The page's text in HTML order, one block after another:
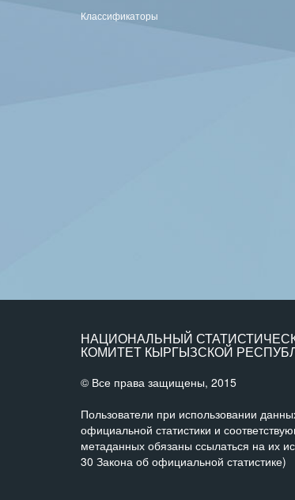
Классификаторы
НАЦИОНАЛЬНЫЙ
КОМИТЕТ КЫРГЫЗСКОЙ
© Все права защищены, 2015
Пользователи при использовании
официальной статистики и
метаданных обязаны ссылаться на их
30 Закона об официальной статистике)